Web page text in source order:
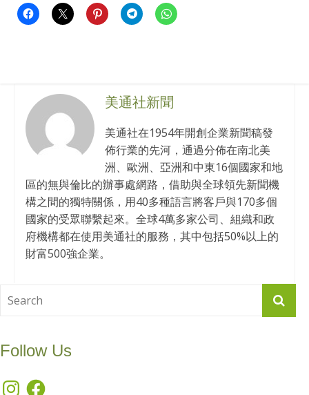
美通社新聞
美通社在1954年開創企業新聞稿發
佈行業的先河，通過分佈在南北美
洲、歐洲、亞洲和中東16個國家和地
區的無與倫比的辦事處網路，借助與全球領先新聞機
構之間的獨特關係，用40多種語言將客戶與170多個
國家的受眾聯繫起來。全球4萬多家公司、組織和政
府機構都在使用美通社的服務，其中包括50%以上的
財富500強企業。
Follow Us
InstagramFacebook